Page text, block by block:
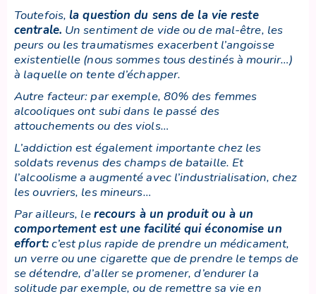
Toutefois,la question du sens de la vie reste
centrale. Un sentiment de vide ou de mal-être, les
peurs ou les traumatismes exacerbent l’angoisse
existentielle (nous sommes tous destinés à mourir…)
à laquelle on tente d’échapper.
Autre facteur: par exemple, 80% des femmes
alcooliques ont subi dans le passé des
attouchements ou des viols…
L’addiction est également importante chez les
soldats revenus des champs de bataille. Et
l’alcoolisme a augmenté avec l’industrialisation, chez
les ouvriers, les mineurs…
Par ailleurs, lerecours à un produit ou à un
comportement est une facilité qui économise un
effort:c’est plus rapide de prendre un médicament,
un verre ou une cigarette que de prendre le temps de
se détendre, d’aller se promener, d’endurer la
solitude par exemple, ou de remettre sa vie en